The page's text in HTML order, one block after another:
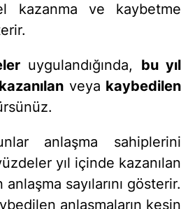
kazanma ve kaybetme
uygulandığında, bu yıl
kazanılan veya kaybedilen
anlaşma sahiplerini
yıl içinde kazanılan
sayılarını gösterir.
anlaşmaların kesin